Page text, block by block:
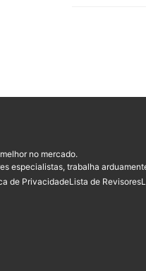
no mercado.
especialistas, trabalha
de PrivacidadeLista de Revisores